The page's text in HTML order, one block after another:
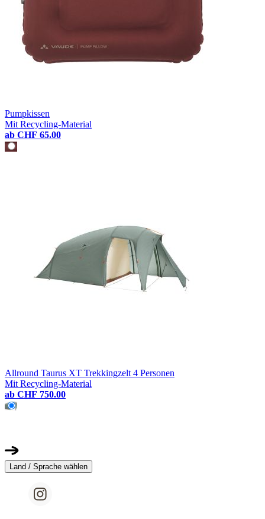
Pumpkissen
Mit Recycling-Material
ab CHF 65.00
Allround Taurus XT Trekkingzelt 4 Personen
Mit Recycling-Material
ab CHF 750.00
Land / Sprache wählen